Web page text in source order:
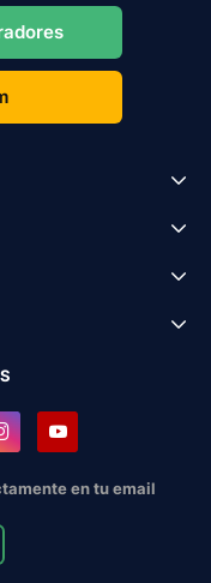
en tu email